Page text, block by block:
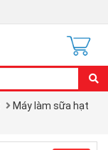
Máy làm sữa hạt